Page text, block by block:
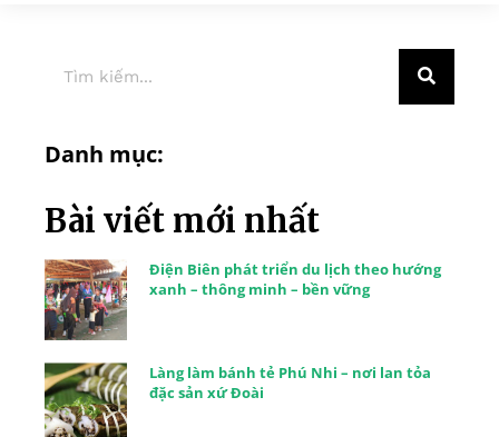
Danh mục:
Bài viết mới nhất
Điện Biên phát triển du lịch theo hướng
xanh – thông minh – bền vững
Làng làm bánh tẻ Phú Nhi – nơi lan tỏa
đặc sản xứ Đoài